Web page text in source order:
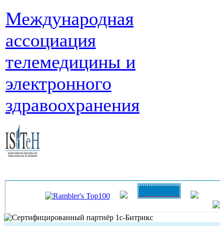
Международная
ассоциация
телемедицины и
электронного
здравоохранения